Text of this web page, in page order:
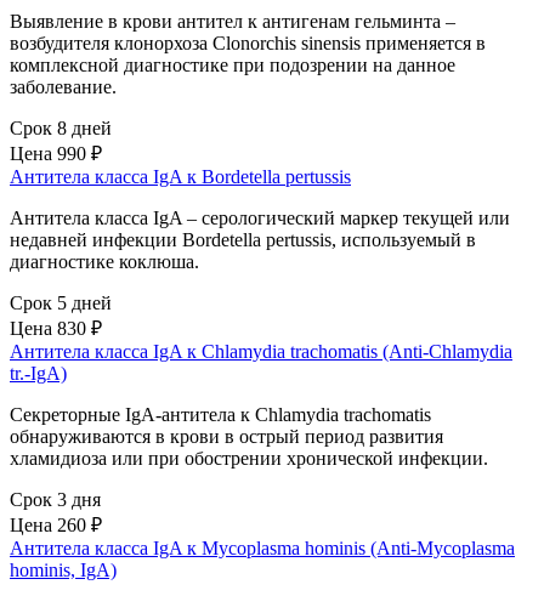
Выявление в крови антител к антигенам гельминта –
возбудителя клонорхоза Clonorchis sinensis применяется в
комплексной диагностике при подозрении на данное
заболевание.
Срок 8 дней
Цена 990 ₽
Антитела класса IgA к Bordetella pertussis
Антитела класса IgA – серологический маркер текущей или
недавней инфекции Bordetella pertussis, используемый в
диагностике коклюша.
Срок 5 дней
Цена 830 ₽
Антитела класса IgA к Chlamydia trachomatis (Anti-Chlamydia
tr.-IgA)
Секреторные IgA-антитела к Chlamydia trachomatis
обнаруживаются в крови в острый период развития
хламидиоза или при обострении хронической инфекции.
Срок 3 дня
Цена 260 ₽
Антитела класса IgA к Mycoplasma hominis (Anti-Mycoplasma
hominis, IgA)